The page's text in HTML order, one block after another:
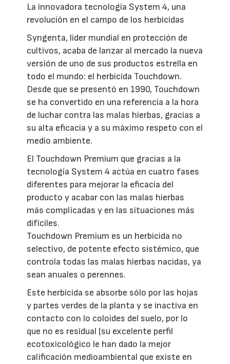
La innovadora tecnología System 4, una
revolución en el campo de los herbicidas
Syngenta, líder mundial en protección de
cultivos, acaba de lanzar al mercado la nueva
versión de uno de sus productos estrella en
todo el mundo: el herbicida Touchdown.
Desde que se presentó en 1990, Touchdown
se ha convertido en una referencia a la hora
de luchar contra las malas hierbas, gracias a
su alta eficacia y a su máximo respeto con el
medio ambiente.
El Touchdown Premium que gracias a la
tecnología System 4 actúa en cuatro fases
diferentes para mejorar la eficacia del
producto y acabar con las malas hierbas
más complicadas y en las situaciones más
difíciles.
Touchdown Premium es un herbicida no
selectivo, de potente efecto sistémico, que
controla todas las malas hierbas nacidas, ya
sean anuales o perennes.
Este herbicida se absorbe sólo por las hojas
y partes verdes de la planta y se inactiva en
contacto con lo coloides del suelo, por lo
que no es residual (su excelente perfil
ecotoxicológico le han dado la mejor
calificación medioambiental que existe en